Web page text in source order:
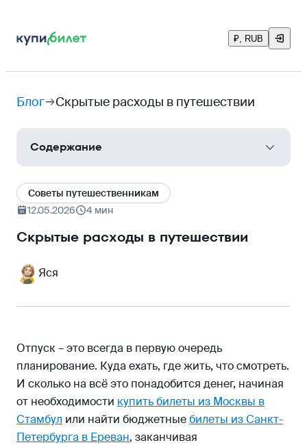
₽, RUB
Блог Скрытые расходы в путешествии
Содержание
Трансфер до города
Валютные хитрости
Платная регистрация и нормы багажа
Цифровой роуминг
Cоветы путешественникам
12.05.2026
4 мин
Скрытые расходы в путешествии
Яся
Отпуск – это всегда в первую очередь
планирование. Куда ехать, где жить, что смотреть.
И сколько на всё это понадобится денег, начиная
от необходимости купить билеты из Москвы в
Стамбул или найти бюджетныебилеты из Санкт-
Петербурга в Ереван, заканчивая